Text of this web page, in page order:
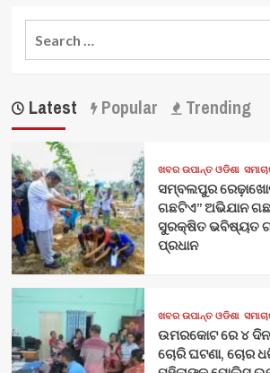
Latest Popular Trending
ଖବର ଉପାନ୍ତ ଓଡିଶା
ସମ୍ବଲପୁର
ଗଛଟିଏ” ଅଭିଯାନ
ସୁରକ୍ଷିତ ଭବିଷ୍ୟତ
ପ୍ରଧାନ
ଖବର ଉପାନ୍ତ ଓଡିଶା
ଉମରକୋଟ ରେ ୪ ଦିନ
ଚୋରି ଘଟଣା, ଚୋର